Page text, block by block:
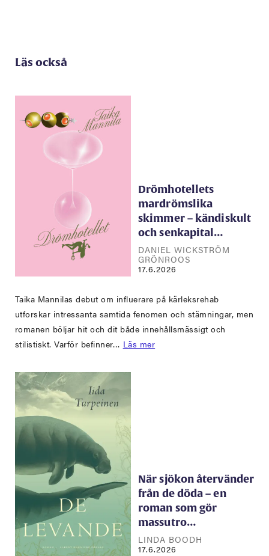
Läs också
Drömhotellets
mardrömslika
skimmer – kändiskult
och senkapital…
DANIEL WICKSTRÖM
GRÖNROOS
17.6.2026
Taika Mannilas debut om influerare på kärleksrehab
utforskar intressanta samtida fenomen och stämningar, men
romanen böljar hit och dit både innehållsmässigt och
stilistiskt. Varför befinner… Läs mer
När sjökon återvänder
från de döda – en
roman som gör
massutro…
LINDA BOODH
17.6.2026